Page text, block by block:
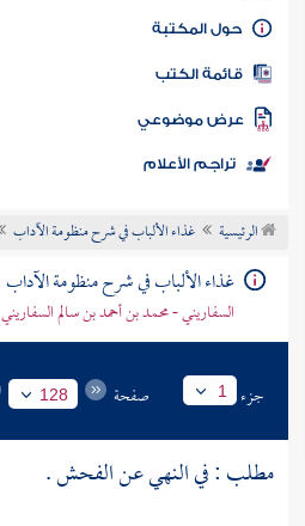
كتاب الأمة
المكتبة
الكتب
موضوعي
تراجم الأعلام
الرئيسية غذاء الألباب في شرح منظومة الآداب
غذاء الألباب في شرح منظومة الآداب
السفاريني - محمد بن أحمد بن سالم السفاريني
جزء 1 صفحة 128
مطلب : في النهي عن الفحش .